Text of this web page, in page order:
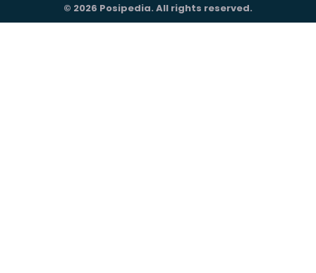
© 2026 Posipedia. All rights reserved.